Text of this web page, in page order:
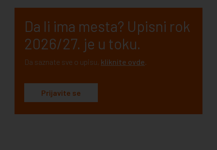
Da li ima mesta? Upisni rok
2026/27. je u toku.
Da saznate sve o upisu, kliknite ovde.
Prijavite se